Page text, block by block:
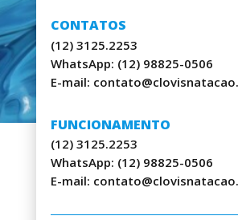
CONTATOS
(12) 3125.2253
WhatsApp: (12) 98825-0506
E-mail:
FUNCIONAMENTO
(12) 3125.2253
WhatsApp: (12) 98825-0506
E-mail: